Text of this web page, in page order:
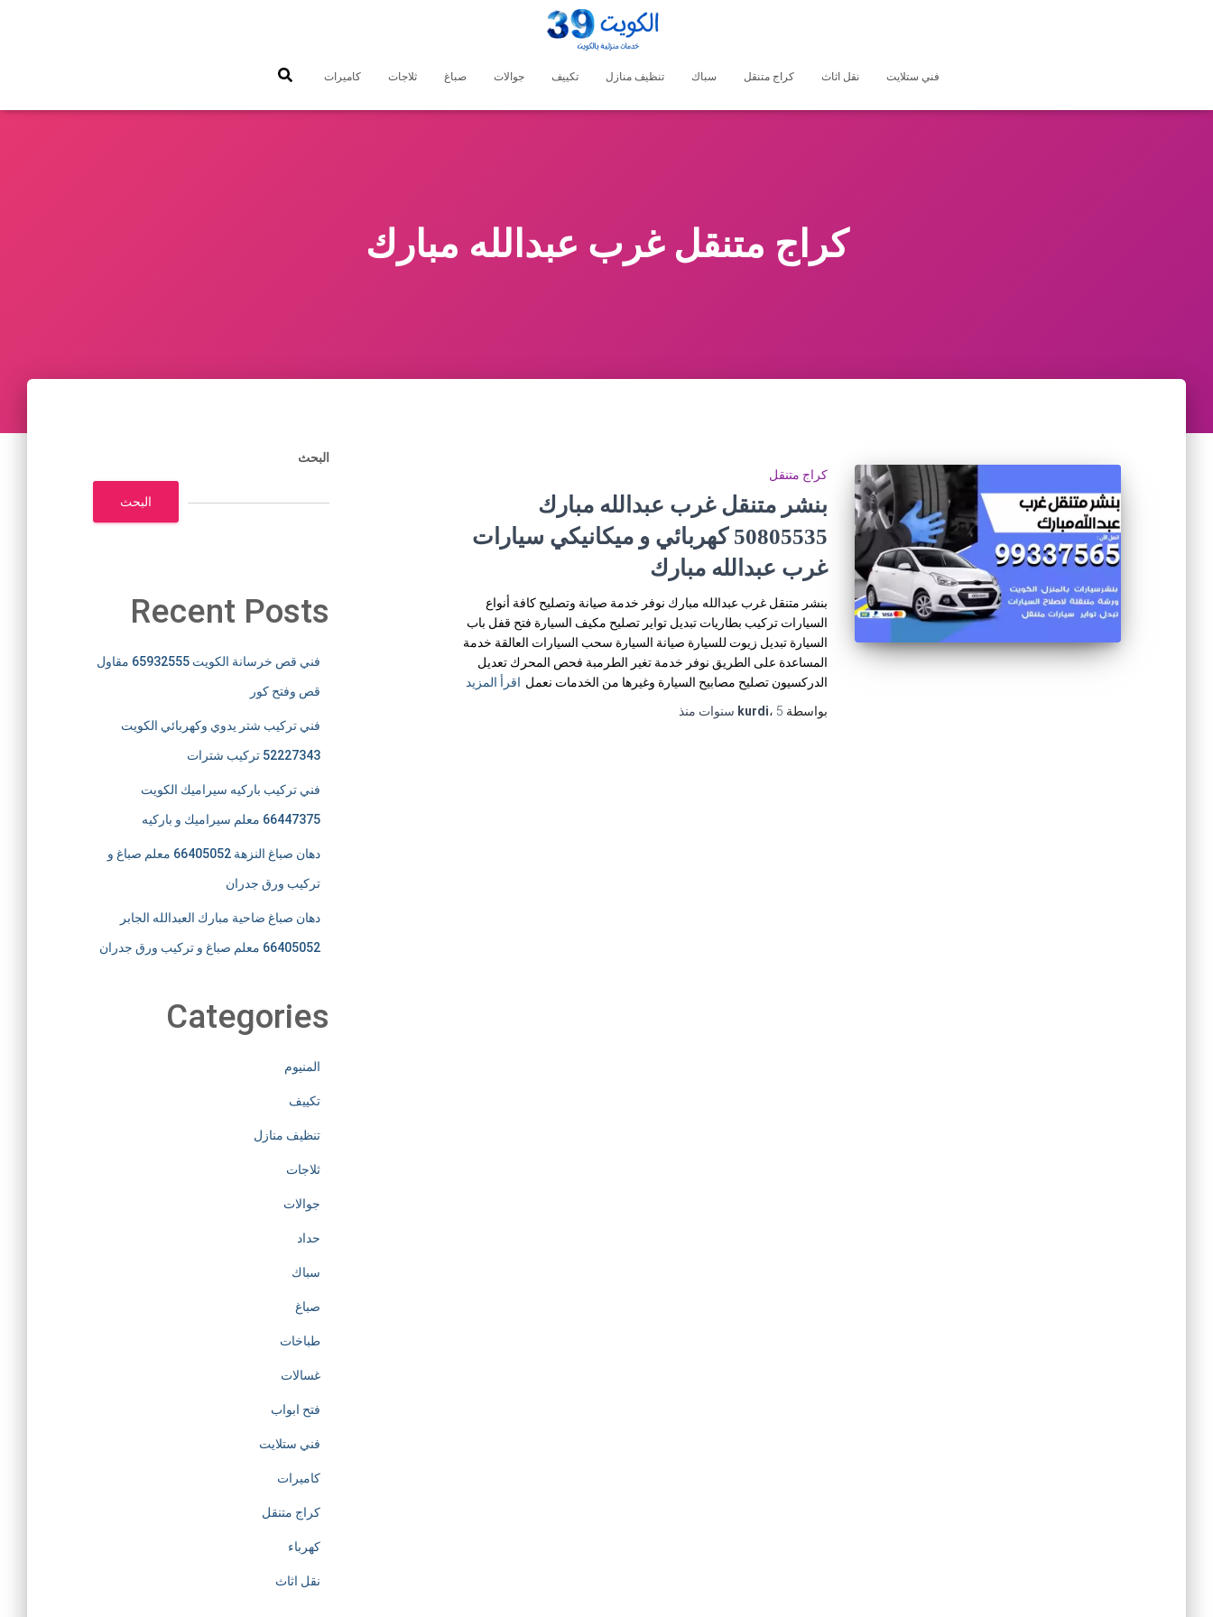
فني ستلايت نقل اثاث كراج متنقل سباك تنظيف منازل تكييف جوالات صباغ ثلاجات كاميرات
كراج متنقل غرب عبدالله مبارك
كراج متنقل
بنشر متنقل غرب عبدالله مبارك
50805535‬ كهربائي و ميكانيكي سيارات
غرب عبدالله مبارك
بنشر متنقل غرب عبدالله مبارك نوفر خدمة صيانة وتصليح كافة أنواع
السيارات تركيب بطاريات تبديل تواير تصليح مكيف السيارة فتح قفل باب
السيارة تبديل زيوت للسيارة صيانة السيارة سحب السيارات العالقة خدمة
المساعدة على الطريق نوفر خدمة تغير الطرمبة فحص المحرك تعديل
الدركسيون تصليح مصابيح السيارة وغيرها من الخدمات نعمل اقرأ المزيد
بواسطة
kurdi، 5 سنوات منذ
البحث
البحث
Recent Posts
فني قص خرسانة الكويت 65932555 مقاول
قص وفتح كور
فني تركيب شتر يدوي وكهربائي الكويت
52227343 تركيب شترات
فني تركيب باركيه سيراميك الكويت
66447375 معلم سيراميك و باركيه
دهان صباغ النزهة 66405052 معلم صباغ و
تركيب ورق جدران
دهان صباغ ضاحية مبارك العبدالله الجابر
66405052 معلم صباغ و تركيب ورق جدران
Categories
المنيوم
تكييف
تنظيف منازل
ثلاجات
جوالات
حداد
سباك
صباغ
طباخات
غسالات
فتح ابواب
فني ستلايت
كاميرات
كراج متنقل
كهرباء
نقل اثاث